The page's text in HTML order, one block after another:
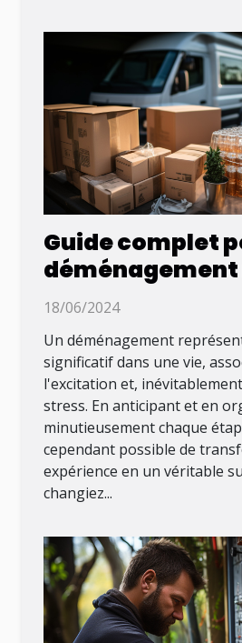
Guide complet
déménagement
conseils
18/06/2024
Un déménagement
significatif dans une vie,
l'excitation et,
stress. En anticipant et en
minutieusement chaque
cependant possible de
expérience en un véritable
changiez...